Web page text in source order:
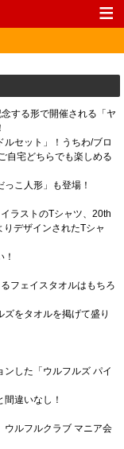
する形で開催される「ヤ
セット」！うちわ/ブロ
自宅どちらでも楽しめる
こ人形」も登場！
ラストのTシャツ、20th
デザインされたTシャ
フェイスタオルはもちろ
をタオルを掲げて盛り
した「ウルフルズ パイ
違いなし！
ウルフルクラブ マニア会